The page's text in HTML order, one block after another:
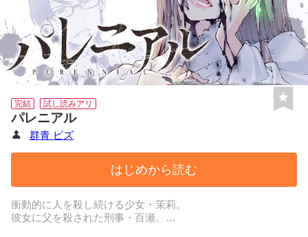
完結 試し読みアリ
パレニアル
群青 ピズ
はじめから読む
衝動的に人を殺し続ける少女・茉莉。
彼女に父を殺された刑事・百瀬。
マイ本棚から探す
最近読んだ作品 お気に入り